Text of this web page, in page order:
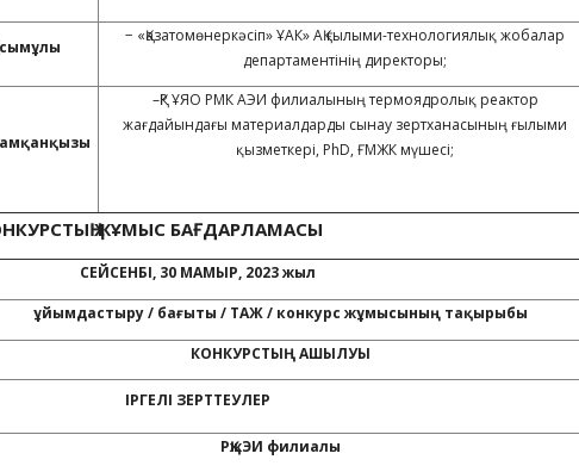
ы
− «Қазатомөнеркәсіп» ҰАК» АҚ ғылыми-технологиялық жобалар
департаментінің директоры;
қанқызы
–ҚР ҰЯО РМК АЭИ филиалының термоядролық реактор
жағдайындағы материалдарды сынау зертханасының ғылыми
қызметкері, PhD, ҒМЖК мүшесі;
ЖҰМЫС БАҒДАРЛАМАСЫ
СЕЙСЕНБІ, 30 МАМЫР, 2023 жыл
ұйымдастыру/ бағыты / ТАЖ/ конкурс жұмысының тақырыбы
КОНКУРСТЫҢ АШЫЛУЫ
ІРГЕЛІ ЗЕРТТЕУЛЕР
РҚжЭИ филиалы